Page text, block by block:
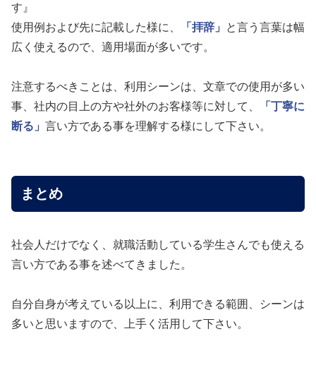
す』
使用例および先に記載した様に、
「拝辞」
と言う言葉は幅
広く使えるので、適用場面が多いです。
注意するべきことは、利用シーンは、文章での使用が多い
事、社内の目上の方や社外のお客様等に対して、
「丁寧に
断る」 言い方である事を理解する様にして下さい。
まとめ
社会人だけでなく、就職活動している学生さんでも使える
言い方である事を述べてきました。
自分自身が考えている以上に、利用できる範囲、シーンは
多いと思いますので、上手く活用して下さい。